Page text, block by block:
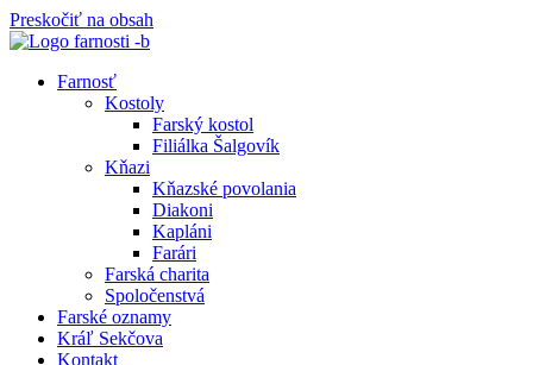
Preskočiť na obsah
Farnosť
Kostoly
Farský kostol
Filiálka Šalgovík
Kňazi
Kňazské povolania
Diakoni
Kapláni
Farári
Farská charita
Spoločenstvá
Farské oznamy
Kráľ Sekčova
Kontakt